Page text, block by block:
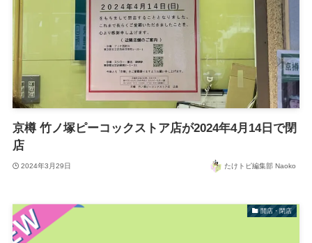
京樽 竹ノ塚ピーコックストア店が2024年4月14日で閉
店
2024年3月29日 たけトピ編集部 Naoko
開店・閉店